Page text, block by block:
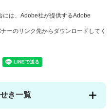
には、Adobe社が提供するAdobe
ーのリンク先からダウンロードしてく
き一覧